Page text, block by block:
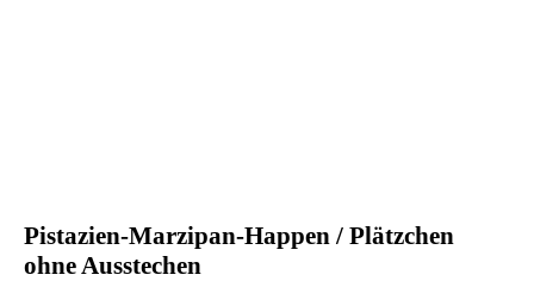
Pistazien-Marzipan-Happen / Plätzchen
ohne Ausstechen